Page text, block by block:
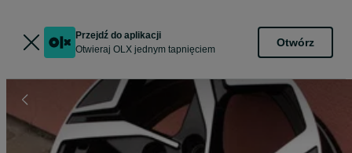
Przejdź do aplikacji
Otwieraj OLX jednym tapnięciem
Otwórz